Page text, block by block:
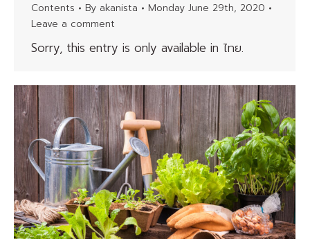
Contents By akanista
Monday June 29th, 2020
Leave a comment
Sorry, this entry is only available in ไทย.